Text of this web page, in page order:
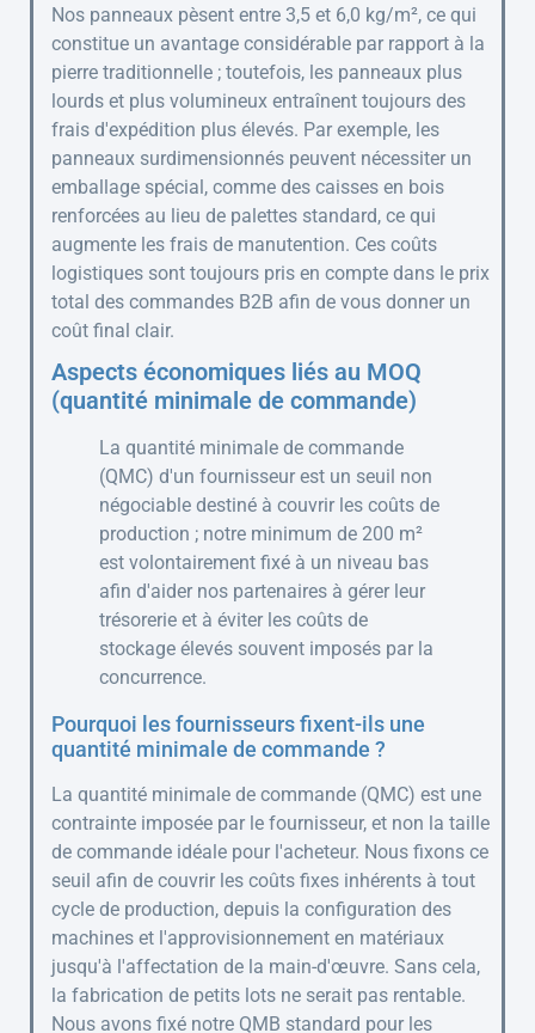
Nos panneaux pèsent entre 3,5 et 6,0 kg/m², ce qui
constitue un avantage considérable par rapport à la
pierre traditionnelle ; toutefois, les panneaux plus
lourds et plus volumineux entraînent toujours des
frais d'expédition plus élevés. Par exemple, les
panneaux surdimensionnés peuvent nécessiter un
emballage spécial, comme des caisses en bois
renforcées au lieu de palettes standard, ce qui
augmente les frais de manutention. Ces coûts
logistiques sont toujours pris en compte dans le prix
total des commandes B2B afin de vous donner un
coût final clair.
Aspects économiques liés au MOQ
(quantité minimale de commande)
La quantité minimale de commande
(QMC) d'un fournisseur est un seuil non
négociable destiné à couvrir les coûts de
production ; notre minimum de 200 m²
est volontairement fixé à un niveau bas
afin d'aider nos partenaires à gérer leur
trésorerie et à éviter les coûts de
stockage élevés souvent imposés par la
concurrence.
Pourquoi les fournisseurs fixent-ils une
quantité minimale de commande ?
La quantité minimale de commande (QMC) est une
contrainte imposée par le fournisseur, et non la taille
de commande idéale pour l'acheteur. Nous fixons ce
seuil afin de couvrir les coûts fixes inhérents à tout
cycle de production, depuis la configuration des
machines et l'approvisionnement en matériaux
jusqu'à l'affectation de la main-d'œuvre. Sans cela,
la fabrication de petits lots ne serait pas rentable.
Nous avons fixé notre QMB standard pour les